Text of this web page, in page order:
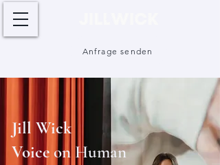
Anfrage senden
Jill Wick
Voice on Human